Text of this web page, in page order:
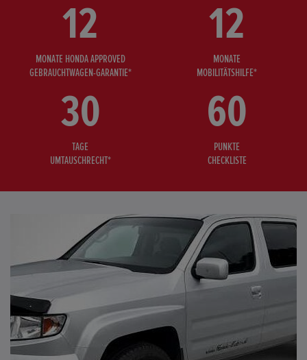
12
MONATE HONDA APPROVED
GEBRAUCHTWAGEN-GARANTIE*
12
MONATE
MOBILITÄTSHILFE*
30
TAGE
UMTAUSCHRECHT*
60
PUNKTE
CHECKLISTE